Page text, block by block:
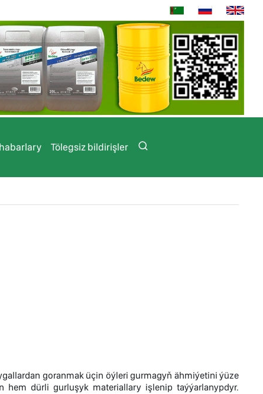
Tölegsiz bildirişler
goranmak üçin öýleri gurmagyň ähmiýetini ýüze
dürli gurluşyk materiallary işlenip taýýarlanypdyr.